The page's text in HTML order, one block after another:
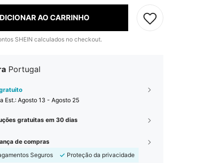
AO CARRINHO
SHEIN calculados no checkout.
Portugal
Est.: Agosto 13 - Agosto 25
gratuitas em 30 dias
de compras
Seguros
Proteção da privacidade